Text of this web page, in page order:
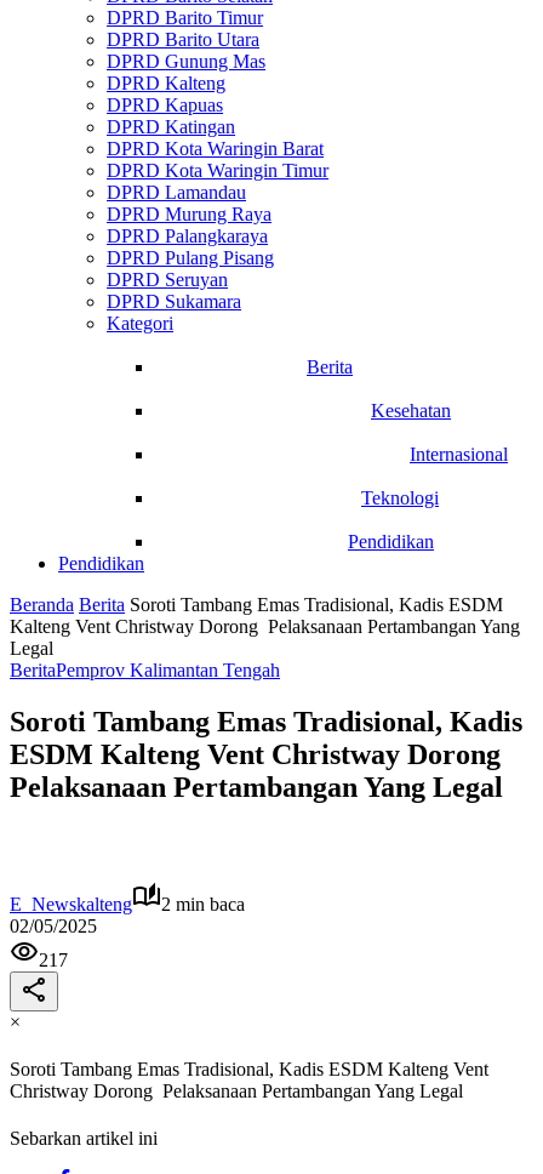
DPRD Barito Timur
DPRD Barito Utara
DPRD Gunung Mas
DPRD Kalteng
DPRD Kapuas
DPRD Katingan
DPRD Kota Waringin Barat
DPRD Kota Waringin Timur
DPRD Lamandau
DPRD Murung Raya
DPRD Palangkaraya
DPRD Pulang Pisang
DPRD Seruyan
DPRD Sukamara
Kategori
Berita
Kesehatan
Internasional
Teknologi
Pendidikan
Pendidikan
Beranda Berita Soroti Tambang Emas Tradisional, Kadis ESDM
Kalteng Vent Christway Dorong Pelaksanaan Pertambangan Yang
Legal
BeritaPemprov Kalimantan Tengah
Soroti Tambang Emas Tradisional, Kadis
ESDM Kalteng Vent Christway Dorong
Pelaksanaan Pertambangan Yang Legal
E_Newskalteng
2 min baca
02/05/2025
217
×
Soroti Tambang Emas Tradisional, Kadis ESDM Kalteng Vent
Christway Dorong Pelaksanaan Pertambangan Yang Legal
Sebarkan artikel ini